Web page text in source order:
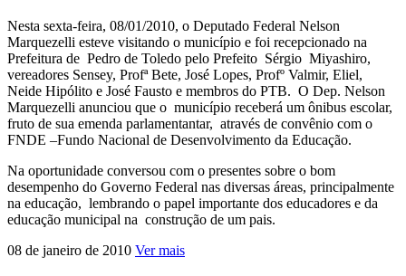
Nesta sexta-feira, 08/01/2010, o Deputado Federal Nelson
Marquezelli esteve visitando o município e foi recepcionado na
Prefeitura de Pedro de Toledo pelo Prefeito Sérgio Miyashiro,
vereadores Sensey, Profª Bete, José Lopes, Profº Valmir, Eliel,
Neide Hipólito e José Fausto e membros do PTB. O Dep. Nelson
Marquezelli anunciou que o município receberá um ônibus escolar,
fruto de sua emenda parlamentantar, através de convênio com o
FNDE –Fundo Nacional de Desenvolvimento da Educação.
Na oportunidade conversou com o presentes sobre o bom
desempenho do Governo Federal nas diversas áreas, principalmente
na educação, lembrando o papel importante dos educadores e da
educação municipal na construção de um pais.
08 de janeiro de 2010 Ver mais